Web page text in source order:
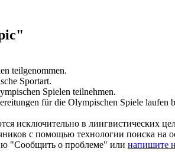
teilgenommen.
Sportart.
Spielen teilnehmen.
für die Olympischen Spiele laufen
исключительно в лингвистических
с помощью технологии поиска
"Сообщить о проблеме" или напишите